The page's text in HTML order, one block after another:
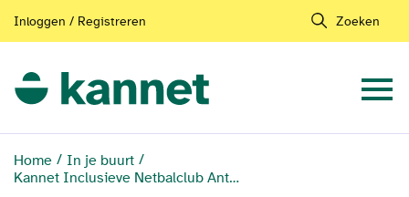
Inloggen / Registreren Zoeken
Home
In je buurt
Kannet Inclusieve Netbalclub Antwerpen (KINA)